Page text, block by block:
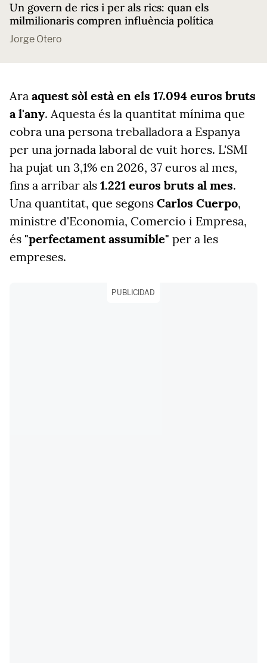
Un govern de rics i per als rics: quan els
milmilionaris compren influència política
Jorge Otero
Ara aquest sòl està en els 17.094 euros bruts
a l'any. Aquesta és la quantitat mínima que
cobra una persona treballadora a Espanya
per una jornada laboral de vuit hores. L'SMI
ha pujat un 3,1% en 2026, 37 euros al mes,
fins a arribar als 1.221 euros bruts al mes.
Una quantitat, que segons Carlos Cuerpo,
ministre d'Economia, Comercio i Empresa,
és "perfectament assumible" per a les
empreses.
PUBLICIDAD